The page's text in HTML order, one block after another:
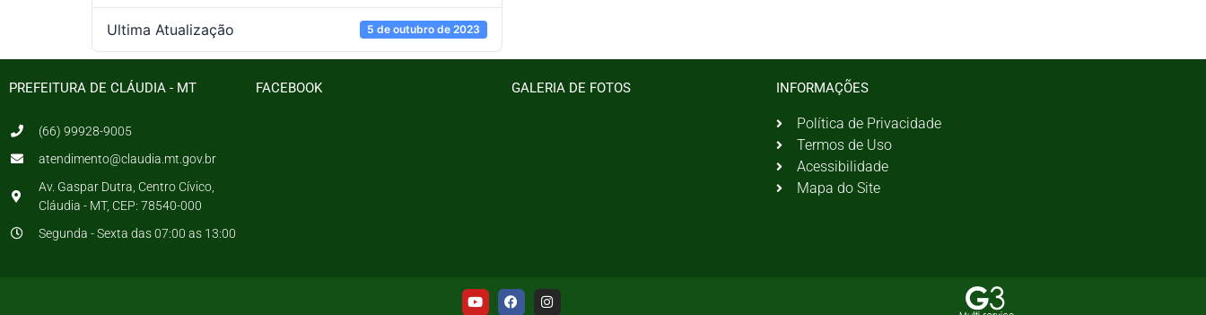
Ultima Atualização 5 de outubro de 2023
PREFEITURA DE CLÁUDIA - MT
(66) 99928-9005
atendimento@claudia.mt.gov.br
Av. Gaspar Dutra, Centro Cívico,
Cláudia - MT, CEP: 78540-000
Segunda - Sexta das 07:00 as 13:00
FACEBOOK GALERIA DE FOTOS INFORMAÇÕES
Política de Privacidade
Termos de Uso
Acessibilidade
Mapa do Site